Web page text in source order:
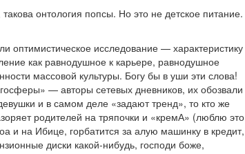
онтология попсы. Но это не детское питание.
оптимистическое исследование — характеристику
как равнодушное к карьере, равнодушное
массовой культуры. Богу бы в уши эти слова!
— авторы сетевых дневников, их обозвали
и в самом деле «задают тренд», то кто же
родителей на тряпочки и «кремА» (люблю это
и на Ибице, горбатится за алую машинку в кредит,
диски какой-нибудь, господи боже,